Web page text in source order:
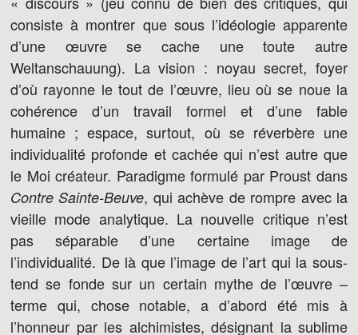
consiste à montrer que sous l’idéologie apparente
d’une œuvre se cache une toute autre
Weltanschauung). La vision : noyau secret, foyer
d’où rayonne le tout de l’œuvre, lieu où se noue la
cohérence d’un travail formel et d’une fable
humaine ; espace, surtout, où se réverbère une
individualité profonde et cachée qui n’est autre que
le Moi créateur. Paradigme formulé par Proust dans
Contre Sainte-Beuve, qui achève de rompre avec la
vieille mode analytique. La nouvelle critique n’est
pas séparable d’une certaine image de
l’individualité. De là que l’image de l’art qui la sous-
tend se fonde sur un certain mythe de l’œuvre –
terme qui, chose notable, a d’abord été mis à
l’honneur par les alchimistes, désignant la sublime